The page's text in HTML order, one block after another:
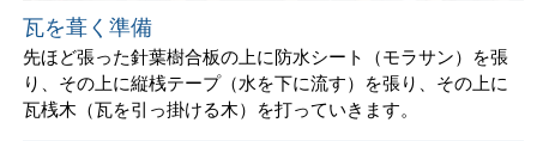
瓦を葺く準備
先ほど張った針葉樹合板の上に防水シート（モラサン）を張
り、その上に縦桟テープ（水を下に流す）を張り、その上に
瓦桟木（瓦を引っ掛ける木）を打っていきます。